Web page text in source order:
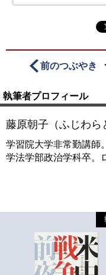
前のつぶやき
執筆者プロフィール
藤原朝子（ふじわら
学習院大学非常勤講師
学法学部政治学科卒。